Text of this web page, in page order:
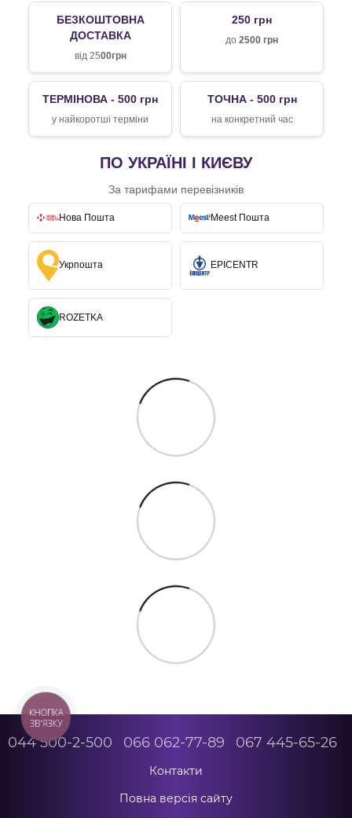
БЕЗКОШТОВНА
ДОСТАВКА
від 2500грн
250 грн
до 2500 грн
ТЕРМІНОВА - 500 грн
у найкоротші терміни
ТОЧНА - 500 грн
на конкретний час
ПО УКРАЇНІ І КИЄВУ
За тарифами перевізників
Нова Пошта Meest Пошта
Укрпошта EPICENTR
ROZETKA
044 500-2-500 066 062-77-89 067 445-65-26
Контакти
Повна версія сайту
КНОПКА
ЗВ'ЯЗКУ